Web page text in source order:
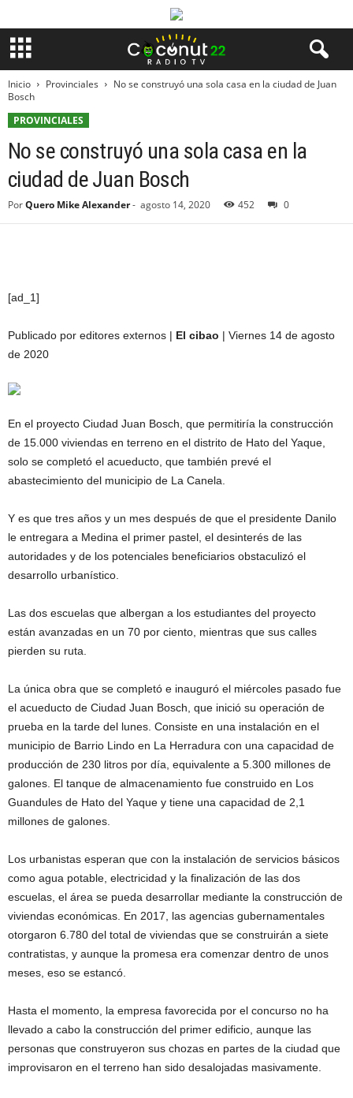
Inicio Provinciales
No se construyó una sola casa en la ciudad de Juan
Bosch
PROVINCIALES
No se construyó una sola casa en la
ciudad de Juan Bosch
PorQuero Mike Alexander- agosto 14, 2020 452 0
[ad_1]
Publicado por editores externos | El cibao | Viernes 14 de agosto
de 2020
En el proyecto Ciudad Juan Bosch, que permitiría la construcción
de 15.000 viviendas en terreno en el distrito de Hato del Yaque,
solo se completó el acueducto, que también prevé el
abastecimiento del municipio de La Canela.
Y es que tres años y un mes después de que el presidente Danilo
le entregara a Medina el primer pastel, el desinterés de las
autoridades y de los potenciales beneficiarios obstaculizó el
desarrollo urbanístico.
Las dos escuelas que albergan a los estudiantes del proyecto
están avanzadas en un 70 por ciento, mientras que sus calles
pierden su ruta.
La única obra que se completó e inauguró el miércoles pasado fue
el acueducto de Ciudad Juan Bosch, que inició su operación de
prueba en la tarde del lunes. Consiste en una instalación en el
municipio de Barrio Lindo en La Herradura con una capacidad de
producción de 230 litros por día, equivalente a 5.300 millones de
galones. El tanque de almacenamiento fue construido en Los
Guandules de Hato del Yaque y tiene una capacidad de 2,1
millones de galones.
Los urbanistas esperan que con la instalación de servicios básicos
como agua potable, electricidad y la finalización de las dos
escuelas, el área se pueda desarrollar mediante la construcción de
viviendas económicas. En 2017, las agencias gubernamentales
otorgaron 6.780 del total de viviendas que se construirán a siete
contratistas, y aunque la promesa era comenzar dentro de unos
meses, eso se estancó.
Hasta el momento, la empresa favorecida por el concurso no ha
llevado a cabo la construcción del primer edificio, aunque las
personas que construyeron sus chozas en partes de la ciudad que
improvisaron en el terreno han sido desalojadas masivamente.